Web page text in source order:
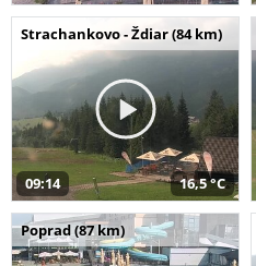
Strachankovo - Ždiar (84 km)
09:14 16,5 °C
Poprad (87 km)